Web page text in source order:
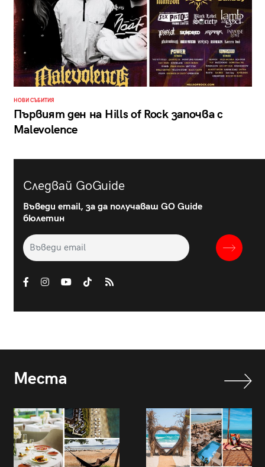
НОВИ СЪБИТИЯ
Първият ден на Hills of Rock започва с
Malevolence
Следвай GoGuide
Въведи email, за да получаваш GO Guide
бюлетин
Места